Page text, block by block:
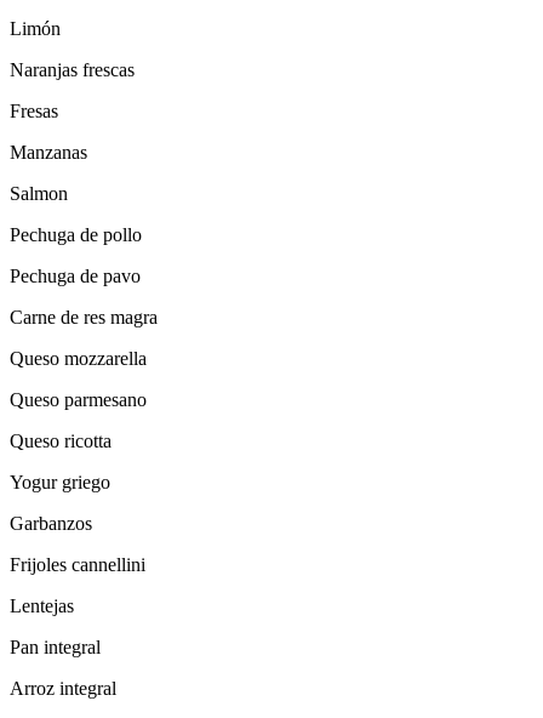
Limón
Naranjas frescas
Fresas
Manzanas
Salmon
Pechuga de pollo
Pechuga de pavo
Carne de res magra
Queso mozzarella
Queso parmesano
Queso ricotta
Yogur griego
Garbanzos
Frijoles cannellini
Lentejas
Pan integral
Arroz integral